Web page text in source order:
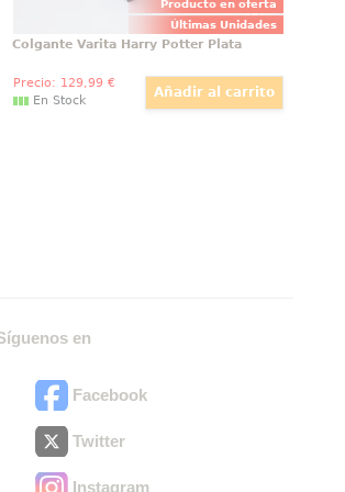
Producto en oferta
Últimas Unidades
Colgante Varita Harry Potter Plata
Precio: 129,99 €
En Stock
en
Facebook
Twitter
Instagram